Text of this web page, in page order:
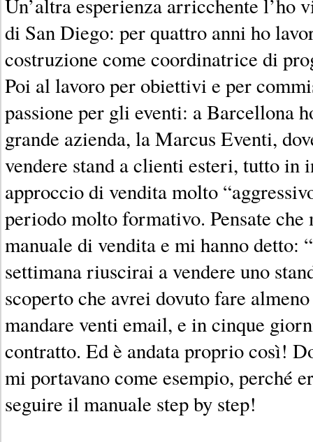
Un’altra esperienza arricchente l’ho
di San Diego: per quattro anni ho
costruzione come coordinatrice di
Poi al lavoro per obiettivi e per
passione per gli eventi: a Barcellona
grande azienda, la Marcus Eventi,
vendere stand a clienti esteri, tutto in
approccio di vendita molto
periodo molto formativo. Pensate che
manuale di vendita e mi hanno detto:
settimana riuscirai a vendere uno
scoperto che avrei dovuto fare
mandare venti email, e in cinque
contratto. Ed è andata proprio così!
mi portavano come esempio, perché
seguire il manuale step by step!